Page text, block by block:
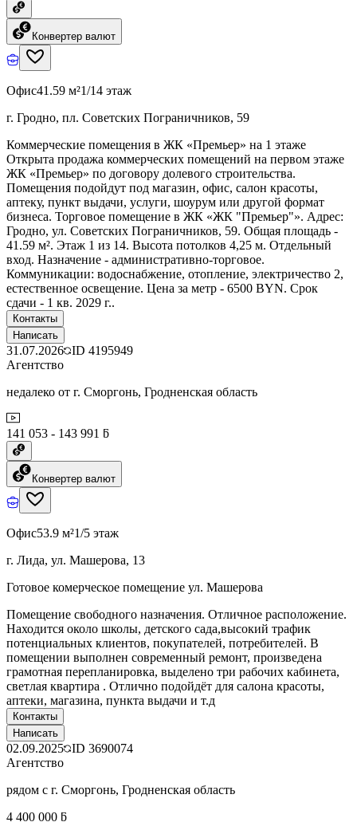
Конвертер валют
Офис41.59 м²1/14 этаж
г. Гродно, пл. Советских Пограничников, 59
Коммерческие помещения в ЖК «Премьер» на 1 этаже
Открыта продажа коммерческих помещений на первом этаже
ЖК «Премьер» по договору долевого строительства.
Помещения подойдут под магазин, офис, салон красоты,
аптеку, пункт выдачи, услуги, шоурум или другой формат
бизнеса. Торговое помещение в ЖК «ЖК "Премьер"». Адрес:
Гродно, ул. Советских Пограничников, 59. Общая площадь -
41.59 м². Этаж 1 из 14. Высота потолков 4,25 м. Отдельный
вход. Назначение - административно-торговое.
Коммуникации: водоснабжение, отопление, электричество 2,
естественное освещение. Цена за метр - 6500 BYN. Срок
сдачи - 1 кв. 2029 г..
Контакты
Написать
31.07.2026 ID 4195949
Агентство
недалеко от г. Сморгонь, Гродненская область
141 053 - 143 991 ƃ
Конвертер валют
Офис53.9 м²1/5 этаж
г. Лида, ул. Машерова, 13
Готовое комерческое помещение ул. Машерова
Помещение свободного назначения. Отличное расположение.
Находится около школы, детского сада,высокий трафик
потенциальных клиентов, покупателей, потребителей. В
помещении выполнен современный ремонт, произведена
грамотная перепланировка, выделено три рабочих кабинета,
светлая квартира . Отлично подойдёт для салона красоты,
аптеки, магазина, пункта выдачи и т.д
Контакты
Написать
02.09.2025 ID 3690074
Агентство
рядом с г. Сморгонь, Гродненская область
4 400 000 ƃ